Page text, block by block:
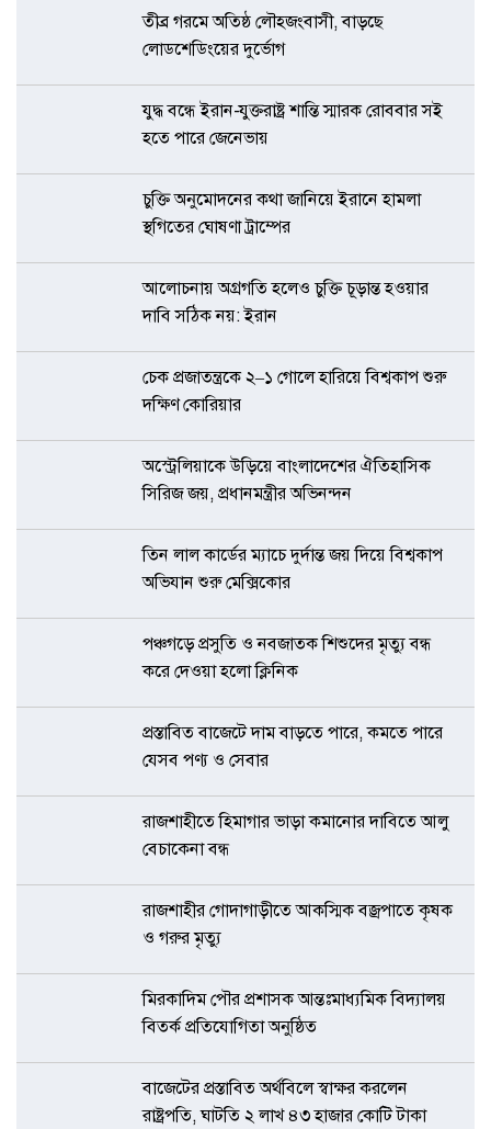
তীব্র গরমে অতিষ্ঠ লৌহজংবাসী, বাড়ছে
লোডশেডিংয়ের দুর্ভোগ
যুদ্ধ বন্ধে ইরান-যুক্তরাষ্ট্র শান্তি স্মারক রোববার সই
হতে পারে জেনেভায়
চুক্তি অনুমোদনের কথা জানিয়ে ইরানে হামলা
স্থগিতের ঘোষণা ট্রাম্পের
আলোচনায় অগ্রগতি হলেও চুক্তি চূড়ান্ত হওয়ার
দাবি সঠিক নয়: ইরান
চেক প্রজাতন্ত্রকে ২–১ গোলে হারিয়ে বিশ্বকাপ শুরু
দক্ষিণ কোরিয়ার
অস্ট্রেলিয়াকে উড়িয়ে বাংলাদেশের ঐতিহাসিক
সিরিজ জয়, প্রধানমন্ত্রীর অভিনন্দন
তিন লাল কার্ডের ম্যাচে দুর্দান্ত জয় দিয়ে বিশ্বকাপ
অভিযান শুরু মেক্সিকোর
পঞ্চগড়ে প্রসুতি ও নবজাতক শিশুদের মৃত্যু বন্ধ
করে দেওয়া হলো ক্লিনিক
প্রস্তাবিত বাজেটে দাম বাড়তে পারে, কমতে পারে
যেসব পণ্য ও সেবার
রাজশাহীতে হিমাগার ভাড়া কমানোর দাবিতে আলু
বেচাকেনা বন্ধ
রাজশাহীর গোদাগাড়ীতে আকস্মিক বজ্রপাতে কৃষক
ও গরুর মৃত্যু
মিরকাদিম পৌর প্রশাসক আন্তঃমাধ্যমিক বিদ্যালয়
বিতর্ক প্রতিযোগিতা অনুষ্ঠিত
বাজেটের প্রস্তাবিত অর্থবিলে স্বাক্ষর করলেন
রাষ্ট্রপতি, ঘাটতি ২ লাখ ৪৩ হাজার কোটি টাকা